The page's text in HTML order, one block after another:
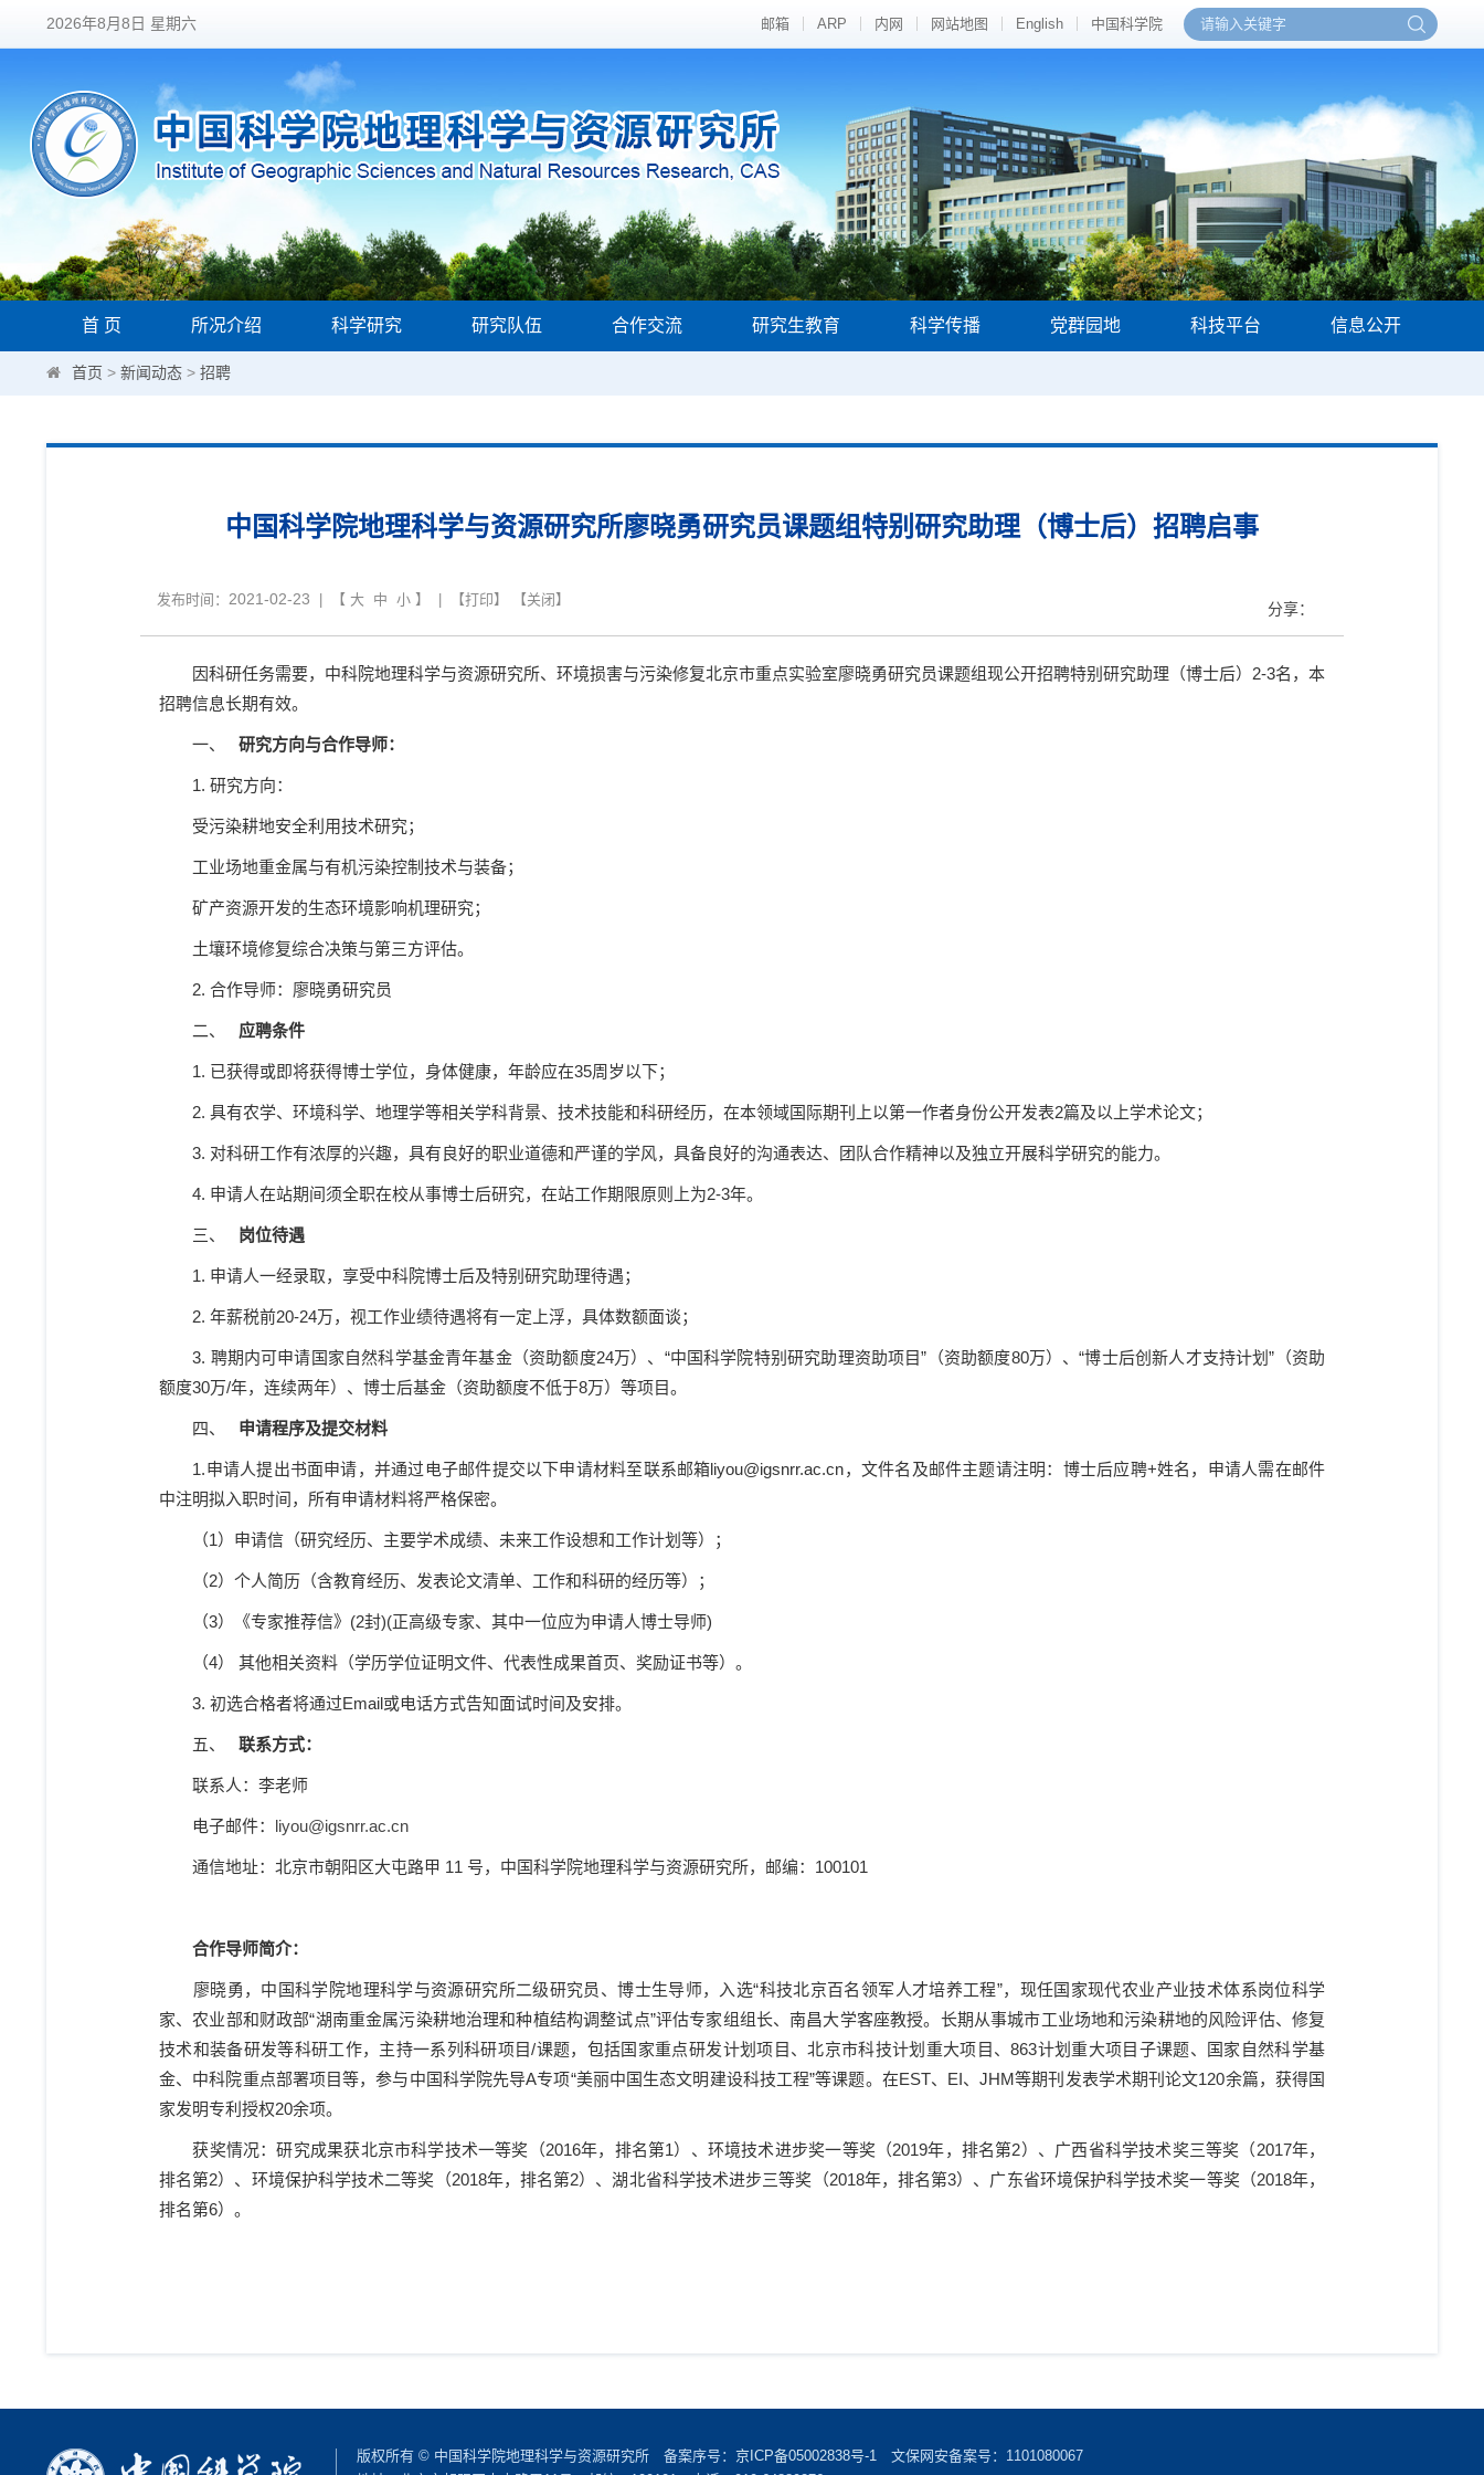
2026年8月8日 星期六 邮箱 ARP 内网 网站地图 English 中国科学院
首 页 所况介绍 科学研究 研究队伍 合作交流 研究生教育 科学传播 党群园地 科技平台 信息公开
首页 > 新闻动态 > 招聘
中国科学院地理科学与资源研究所廖晓勇研究员课题组特别研究助理（博士后）招聘启事
发布时间： 2021-02-23 | 【 大 中 小 】 | 【打印】 【关闭 】
分享：
因科研任务需要，中科院地理科学与资源研究所、环境损害与污染修复北京市重点实验室廖晓勇研究员课题组现公开招聘特别研究助理（博士后） 2-3名，本
招聘信息长期有效。
一、 研究方向与合作导师：
1. 研究方向：
受污染耕地安全利用技术研究；
工业场地重金属与有机污染控制技术与装备；
矿产资源开发的生态环境影响机理研究；
土壤环境修复综合决策与第三方评估。
2. 合作导师：廖晓勇研究员
二、 应聘条件
1. 已获得或即将获得博士学位，身体健康，年龄应在35周岁以下；
2. 具有农学、环境科学、地理学等相关学科背景、技术技能和科研经历，在本领域国际期刊上以第一作者身份公开发表2篇及以上学术论文；
3. 对科研工作有浓厚的兴趣，具有良好的职业道德和严谨的学风，具备良好的沟通表达、团队合作精神以及独立开展科学研究的能力。
4. 申请人在站期间须全职在校从事博士后研究，在站工作期限原则上为2-3年。
三、 岗位待遇
1. 申请人一经录取，享受中科院博士后及特别研究助理待遇；
2. 年薪税前20-24万，视工作业绩待遇将有一定上浮，具体数额面谈；
3. 聘期内可申请国家自然科学基金青年基金（资助额度24万）、“中国科学院特别研究助理资助项目”（资助额度80万）、“博士后创新人才支持计划”（资助
额度30万/年，连续两年）、博士后基金（资助额度不低于8万）等项目。
四、 申请程序及提交材料
1.申请人提出书面申请，并通过电子邮件提交以下申请材料至联系邮箱liyou@igsnrr.ac.cn，文件名及邮件主题请注明：博士后应聘+姓名，申请人需在邮件
中注明拟入职时间，所有申请材料将严格保密。
（1）申请信（研究经历、主要学术成绩、未来工作设想和工作计划等）；
（2）个人简历（含教育经历、发表论文清单、工作和科研的经历等）；
（3）《专家推荐信》 (2封)(正高级专家、其中一位应为申请人博士导师)
（4） 其他相关资料（学历学位证明文件、代表性成果首页、奖励证书等）。
3. 初选合格者将通过Email或电话方式告知面试时间及安排。
五、 联系方式：
联系人：李老师
电子邮件： liyou@igsnrr.ac.cn
通信地址：北京市朝阳区大屯路甲 11 号，中国科学院地理科学与资源研究所，邮编： 100101
合作导师简介：
廖晓勇，中国科学院地理科学与资源研究所二级研究员、博士生导师，入选“科技北京百名领军人才培养工程”，现任国家现代农业产业技术体系岗位科学
家、农业部和财政部“湖南重金属污染耕地治理和种植结构调整试点”评估专家组组长、南昌大学客座教授。长期从事城市工业场地和污染耕地的风险评估、修复
技术和装备研发等科研工作，主持一系列科研项目/课题，包括国家重点研发计划项目、北京市科技计划重大项目、863计划重大项目子课题、国家自然科学基
金、中科院重点部署项目等，参与中国科学院先导A专项“美丽中国生态文明建设科技工程”等课题。在EST、 EI、JHM等期刊发表学术期刊论文120余篇，获得国
家发明专利授权20余项。
获奖情况：研究成果获北京市科学技术一等奖（2016年，排名第1）、环境技术进步奖一等奖（2019年，排名第2）、广西省科学技术奖三等奖（2017年，
排名第2）、环境保护科学技术二等奖（2018年，排名第2）、湖北省科学技术进步三等奖（2018年，排名第3）、广东省环境保护科学技术奖一等奖（2018年，
排名第6）。
版权所有 © 中国科学院地理科学与资源研究所 备案序号： 京ICP备05002838号-1 文保网安备案号：1101080067